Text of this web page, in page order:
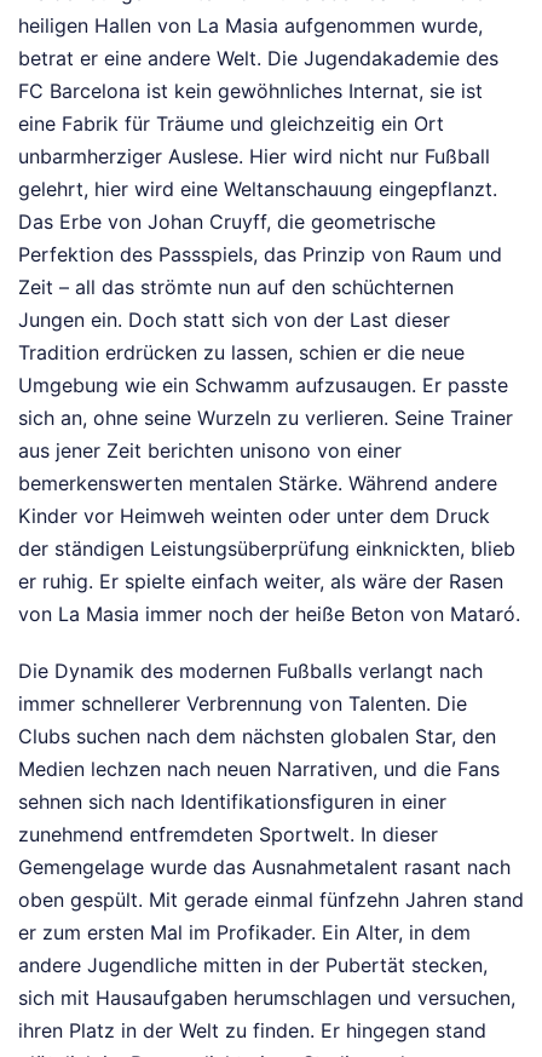
heiligen Hallen von La Masia aufgenommen wurde,
betrat er eine andere Welt. Die Jugendakademie des
FC Barcelona ist kein gewöhnliches Internat, sie ist
eine Fabrik für Träume und gleichzeitig ein Ort
unbarmherziger Auslese. Hier wird nicht nur Fußball
gelehrt, hier wird eine Weltanschauung eingepflanzt.
Das Erbe von Johan Cruyff, die geometrische
Perfektion des Passspiels, das Prinzip von Raum und
Zeit – all das strömte nun auf den schüchternen
Jungen ein. Doch statt sich von der Last dieser
Tradition erdrücken zu lassen, schien er die neue
Umgebung wie ein Schwamm aufzusaugen. Er passte
sich an, ohne seine Wurzeln zu verlieren. Seine Trainer
aus jener Zeit berichten unisono von einer
bemerkenswerten mentalen Stärke. Während andere
Kinder vor Heimweh weinten oder unter dem Druck
der ständigen Leistungsüberprüfung einknickten, blieb
er ruhig. Er spielte einfach weiter, als wäre der Rasen
von La Masia immer noch der heiße Beton von Mataró.
Die Dynamik des modernen Fußballs verlangt nach
immer schnellerer Verbrennung von Talenten. Die
Clubs suchen nach dem nächsten globalen Star, den
Medien lechzen nach neuen Narrativen, und die Fans
sehnen sich nach Identifikationsfiguren in einer
zunehmend entfremdeten Sportwelt. In dieser
Gemengelage wurde das Ausnahmetalent rasant nach
oben gespült. Mit gerade einmal fünfzehn Jahren stand
er zum ersten Mal im Profikader. Ein Alter, in dem
andere Jugendliche mitten in der Pubertät stecken,
sich mit Hausaufgaben herumschlagen und versuchen,
ihren Platz in der Welt zu finden. Er hingegen stand